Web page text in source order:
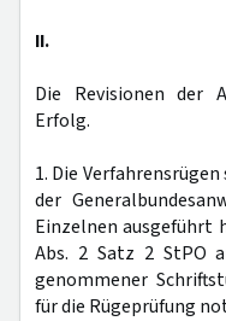
II.
Die Revisionen der
Erfolg.
1. Die
der
Einzelnen ausgeführt
Abs. 2 Satz 2 StPO
genommener
für die Rügeprüfung